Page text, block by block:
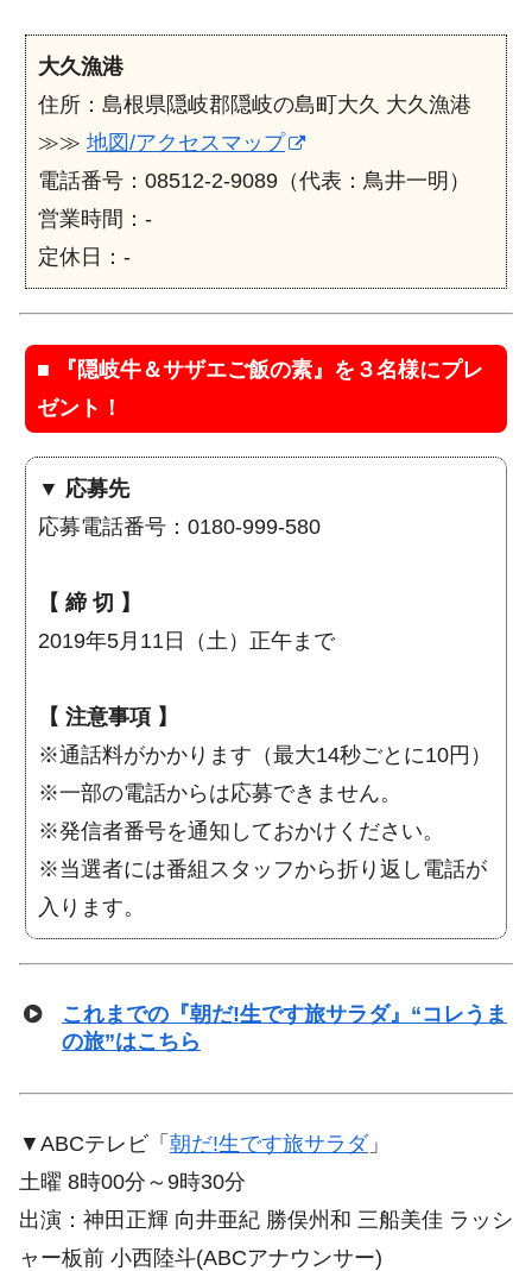
大久漁港
住所：島根県隠岐郡隠岐の島町大久 大久漁港
≫≫ 地図/アクセスマップ
電話番号：08512-2-9089（代表：鳥井一明）
営業時間：-
定休日：-
■
『隠岐牛＆サザエご飯の素』を３名様にプレ
ゼント！
▼ 応募先
応募電話番号：0180-999-580
【 締 切 】
2019年5月11日（土）正午まで
【 注意事項 】
※通話料がかかります（最大14秒ごとに10円）
※一部の電話からは応募できません。
※発信者番号を通知しておかけください。
※当選者には番組スタッフから折り返し電話が
入ります。
これまでの『朝だ!生です旅サラダ』“コレうま
の旅”はこちら
▼ABCテレビ「 朝だ!生です旅サラダ 」
土曜 8時00分～9時30分
出演：神田正輝 向井亜紀 勝俣州和 三船美佳 ラッシ
ャー板前 小西陸斗(ABCアナウンサー)